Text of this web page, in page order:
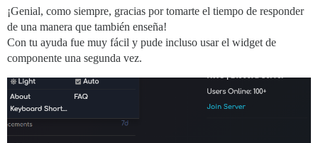
¡Genial, como siempre, gracias por tomarte el tiempo de responder
de una manera que también enseña!
Con tu ayuda fue muy fácil y pude incluso usar el widget de
componente una segunda vez.